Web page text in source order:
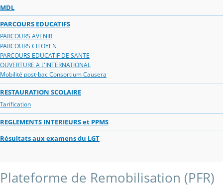
MDL
PARCOURS EDUCATIFS
PARCOURS AVENIR
PARCOURS CITOYEN
PARCOURS EDUCATIF DE SANTE
OUVERTURE A L'INTERNATIONAL
Mobilité post-bac Consortium Causera
RESTAURATION SCOLAIRE
Tarification
REGLEMENTS INTERIEURS et PPMS
Résultats aux examens du LGT
Plateforme de Remobilisation (PFR)